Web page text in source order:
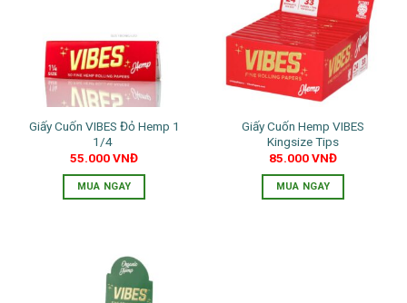
Giấy Cuốn VIBES Đỏ Hemp 1
1/4
55.000VNĐ
MUA NGAY
Giấy Cuốn Hemp VIBES
Kingsize Tips
85.000VNĐ
MUA NGAY